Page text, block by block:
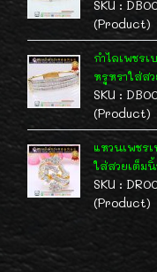
SKU :
(Product)
กำไลเพชร
หรูหราใส่ส
SKU :
(Product)
แหวนเพชร
ใส่สวยเต็ม
SKU :
(Product)